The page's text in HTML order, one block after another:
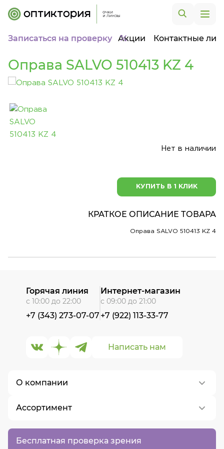
Записаться на проверку Акции Контактные
Оправа SALVO 510413 KZ 4
Нет в наличии
КУПИТЬ В 1 КЛИК
КРАТКОЕ ОПИСАНИЕ ТОВАРА
Оправа SALVO 510413 KZ 4
Бесплатная проверка зрения
О компании
О нас
Контакты
Вакансии
Ассортимент
Написать нам
Горячая линия
с 10:00 до 22:00
+7 (343) 273-07-07
Интернет-магазин
с 09:00 до 21:00
+7 (922) 113-33-77